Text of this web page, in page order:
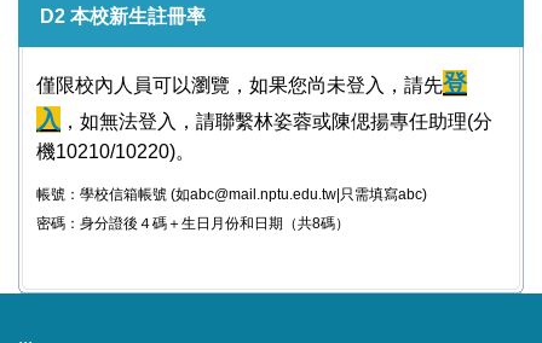
表單下載
學生面[生源]
學生面[高中端]
學生面[學生規模]
學生面[學習情況](準備中)
教師面[研究]
D2 本校新生註冊率
僅限校內人員可以瀏覽，如果您尚未登入，請先登
入 ，如無法登入，請聯繫林姿蓉或陳偲揚專任助理(分
機10210/10220)。
帳號：學校信箱帳號 (如abc@mail.nptu.edu.tw|只需填寫abc)
密碼：身分證後４碼＋生日月份和日期（共8碼）